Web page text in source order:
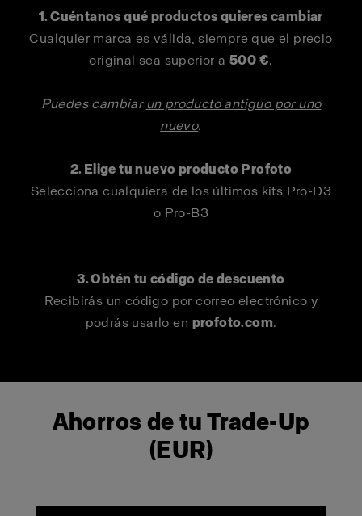
1. Cuéntanos qué productos quieres cambiar
Cualquier marca es válida, siempre que el precio
original sea superior a500 €.
Puedes cambiar un producto antiguo por uno
nuevo.
2. Elige tu nuevo producto Profoto
Selecciona cualquiera de los últimos kits Pro-D3
o Pro-B3
3. Obtén tu código de descuento
Recibirás un código por correo electrónico y
podrás usarlo en profoto.com.
Ahorros de tu Trade-Up
(EUR)